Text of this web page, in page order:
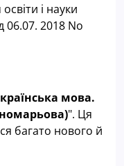
і науки
06.07. 2018 No
мова.
". Ця
багато нового й